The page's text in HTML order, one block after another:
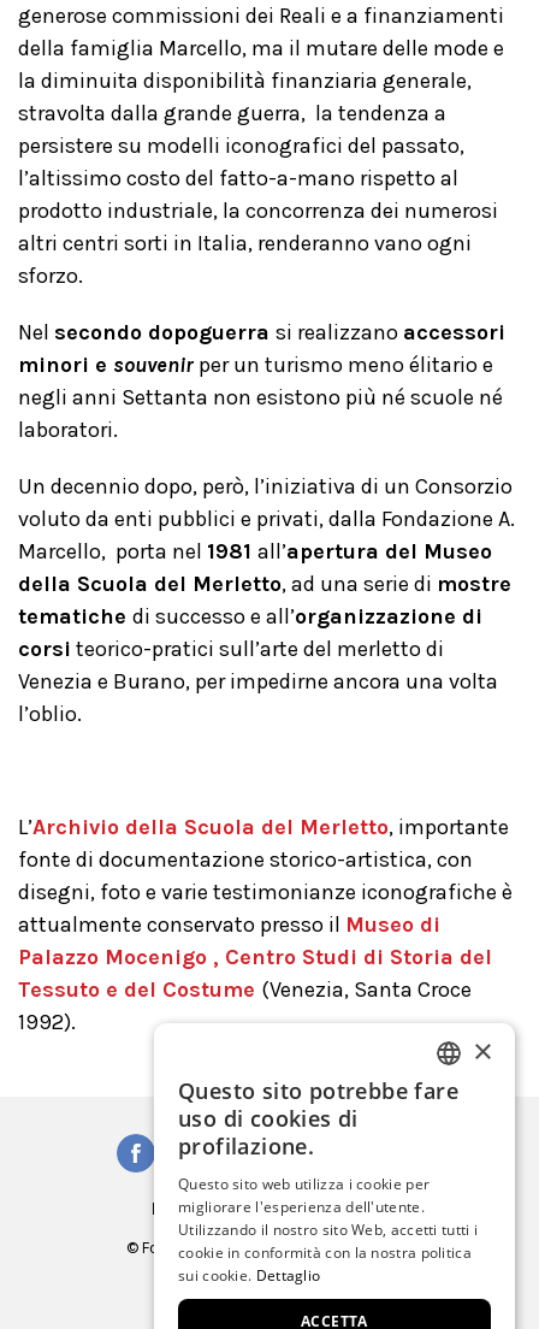
generose commissioni dei Reali e a finanziamenti
della famiglia Marcello, ma il mutare delle mode e
la diminuita disponibilità finanziaria generale,
stravolta dalla grande guerra, la tendenza a
persistere su modelli iconografici del passato,
l’altissimo costo del fatto-a-mano rispetto al
prodotto industriale, la concorrenza dei numerosi
altri centri sorti in Italia, renderanno vano ogni
sforzo.
Nel secondo dopoguerra si realizzano accessori
minori e souvenir per un turismo meno élitario e
negli anni Settanta non esistono più né scuole né
laboratori.
Un decennio dopo, però, l’iniziativa di un Consorzio
voluto da enti pubblici e privati, dalla Fondazione A.
Marcello, porta nel 1981 all’apertura del Museo
della Scuola del Merletto, ad una serie di mostre
tematiche di successo e all’organizzazione di
corsi teorico-pratici sull’arte del merletto di
Venezia e Burano, per impedirne ancora una volta
l’oblio.
L’Archivio della Scuola del Merletto, importante
fonte di documentazione storico-artistica, con
disegni, foto e varie testimonianze iconografiche è
attualmente conservato presso il Museo di
Palazzo Mocenigo , Centro Studi di Storia del
Tessuto e del Costume (Venezia, Santa Croce
1992).
Iscriviti alla Newsletter
© Fondazione Musei Civici di Venezia
C.F. e P.IVA 03842230272
ITALIAN
GERMAN
FRENCH
×
Questo sito potrebbe fare
uso di cookies di
profilazione.
Questo sito web utilizza i cookie per
migliorare l'esperienza dell'utente.
Utilizzando il nostro sito Web, accetti tutti i
cookie in conformità con la nostra politica
sui cookie. Dettaglio
ACCETTA